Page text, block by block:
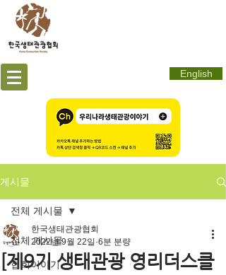
English
게시물
전체 게시물
협회이야기
전체 게시물
[제9기 생태관광 영리더스클
한국생태관광협회
2022년 9월 22일 6분 분량